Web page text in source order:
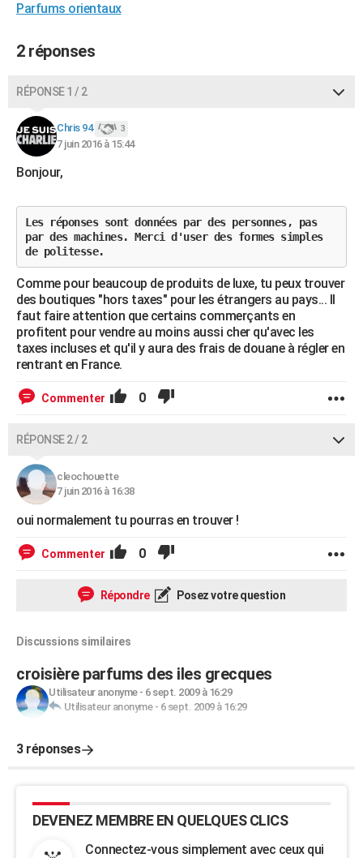
Destinations
City break
Voyage nature
Voyage de noces
Forum
Climat
+
GUIDES D'ACHAT
BONS PLANS
CARTE DE VOEUX
Carte de Noël
Carte Bonne année
Carte Saint-Valentin
Carte Pâques
Carte d'anniversaire
DICTIONNAIRE
Dictionnaire
Biographies
Citations
Expressions
Proverbes
COPAINS D'AVANT
S'inscrire
Se connecter
Lycées
Collèges
Primaires
Universités
Entreprises
Service militaire
Avis de recherche
AVIS DE DÉCÈS
FORUM
Bricolage
Lifestyle
Culture
Sport
Auto
Television
Voyage
Cinema
Parfums orientaux
2 réponses
RÉPONSE 1 / 2
Chris 94 3
7 juin 2016 à 15:44
Bonjour,
Les réponses sont données par des personnes, pas
par des machines. Merci d'user des formes simples
de politesse.
Comme pour beaucoup de produits de luxe, tu peux trouver
des boutiques "hors taxes" pour les étrangers au pays... Il
faut faire attention que certains commerçants en
profitent pour vendre au moins aussi cher qu'avec les
taxes incluses et qu'il y aura des frais de douane à régler en
rentrant en France.
Commenter 0
RÉPONSE 2 / 2
cleochouette
7 juin 2016 à 16:38
oui normalement tu pourras en trouver !
Commenter 0
Répondre Posez votre question
Discussions similaires
croisière parfums des iles grecques
Utilisateur anonyme- 6 sept. 2009 à 16:29
Utilisateur anonyme- 6 sept. 2009 à 16:29
3 réponses
DEVENEZ MEMBRE EN QUELQUES CLICS
Connectez-vous simplement avec ceux qui